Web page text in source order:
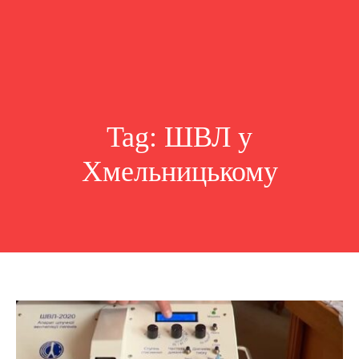
Tag: ШВЛ у
Хмельницькому